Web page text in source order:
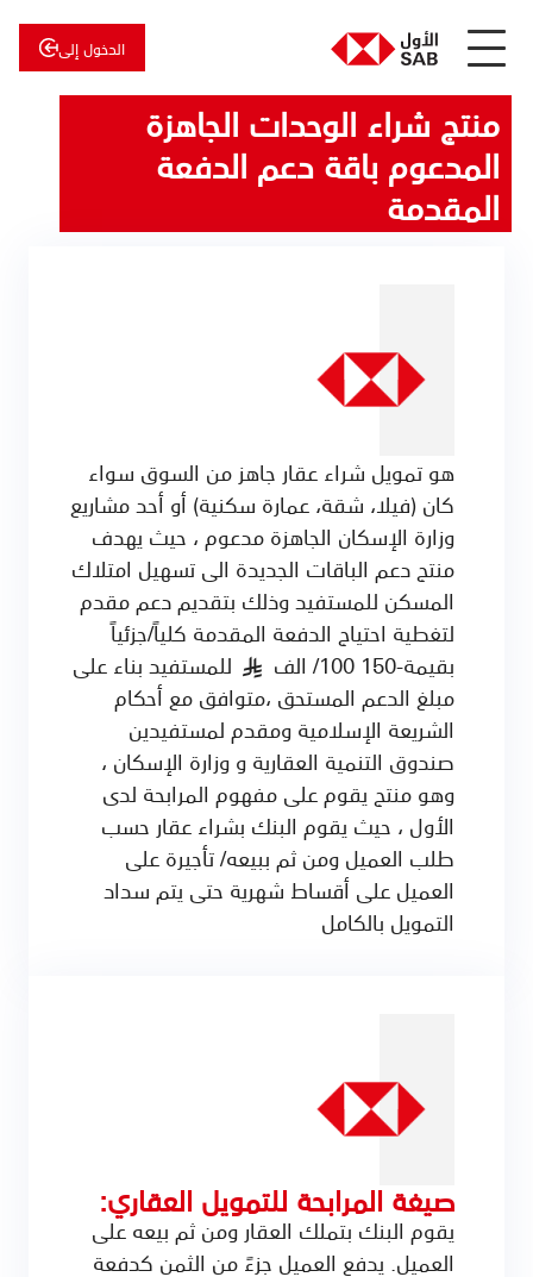
الدخول إلى
الأول
الأول
للاستثمار
منتج شراء الوحدات الجاهزة
المدعوم باقة دعم الدفعة
المقدمة
هو تمويل شراء عقار جاهز من السوق سواء
كان (فيلا، شقة، عمارة سكنية) أو أحد مشاريع
وزارة الإسكان الجاهزة مدعوم ، حيث يهدف
منتج دعم الباقات الجديدة الى تسهيل امتلاك
المسكن للمستفيد وذلك بتقديم دعم مقدم
لتغطية احتياج الدفعة المقدمة كلياً/جزئياً
بقيمة-150 100/ الف § للمستفيد بناء على
مبلغ الدعم المستحق ،متوافق مع أحكام
الشريعة الإسلامية ومقدم لمستفيدين
صندوق التنمية العقارية و وزارة الإسكان ،
وهو منتج يقوم على مفهوم المرابحة لدى
الأول ، حيث يقوم البنك بشراء عقار حسب
طلب العميل ومن ثم ببيعه/ تأجيرة على
العميل على أقساط شهرية حتى يتم سداد
التمويل بالكامل
صيغة المرابحة للتمويل العقاري:
يقوم البنك بتملك العقار ومن ثم بيعه على
العميل. يدفع العميل جزءً من الثمن كدفعة